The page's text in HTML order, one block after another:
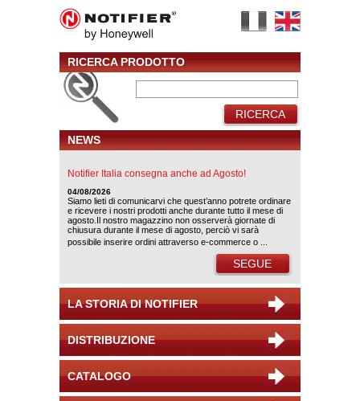
RICERCA PRODOTTO
RICERCA
NEWS
Notifier Italia consegna anche ad Agosto!
04/08/2026
Siamo lieti di comunicarvi che quest’anno potrete ordinare
e ricevere i nostri prodotti anche durante tutto il mese di
agosto.Il nostro magazzino non osserverà giornate di
chiusura durante il mese di agosto, perciò vi sarà
possibile inserire ordini attraverso e-commerce o ...
SEGUE
LA STORIA DI NOTIFIER
DISTRIBUZIONE
CATALOGO